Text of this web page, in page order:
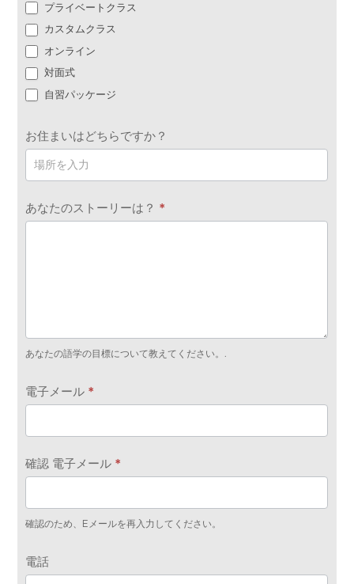
プライベートクラス
カスタムクラス
オンライン
対面式
自習パッケージ
お住まいはどちらですか？
あなたのストーリーは？ *
あなたの語学の目標について教えてください。.
電子メール *
確認 電子メール *
確認のため、Eメールを再入力してください。
電話